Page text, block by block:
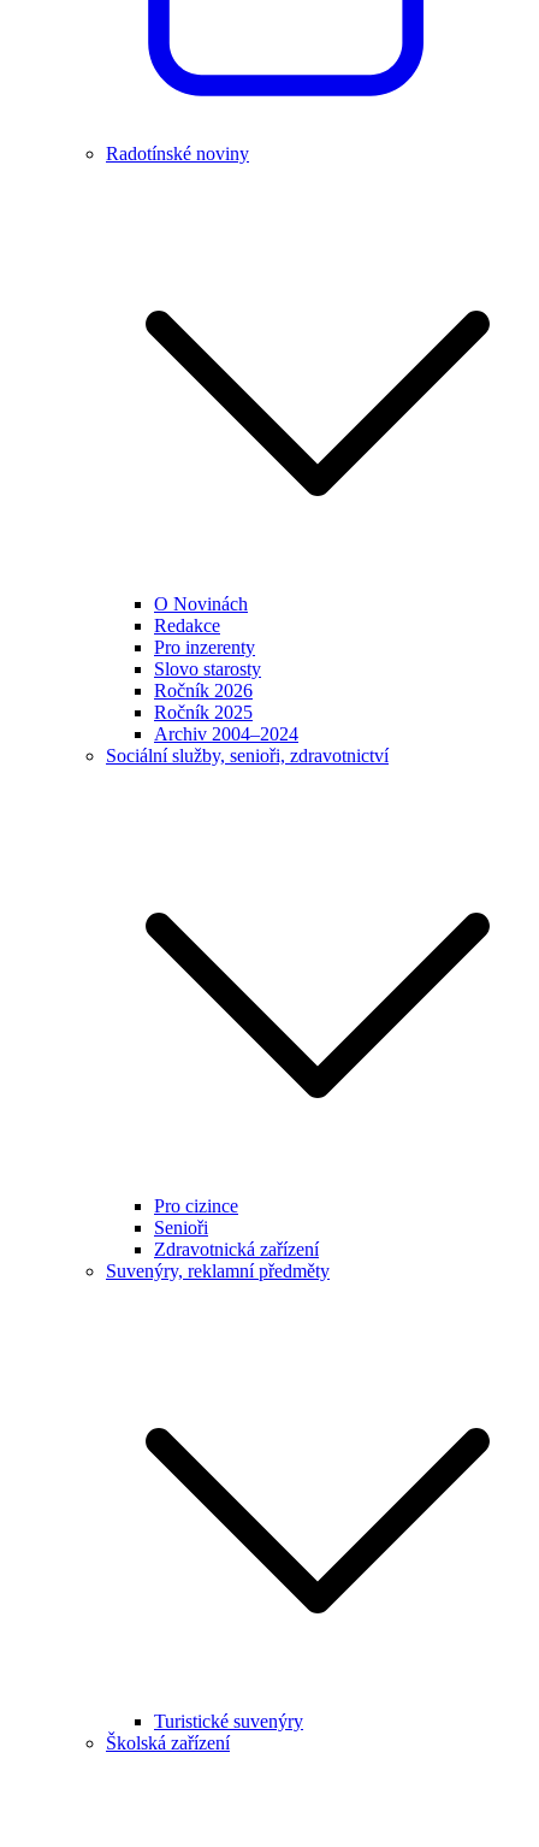
Radotínské noviny
O Novinách
Redakce
Pro inzerenty
Slovo starosty
Ročník 2026
Ročník 2025
Archiv 2004–2024
Sociální služby, senioři, zdravotnictví
Pro cizince
Senioři
Zdravotnická zařízení
Suvenýry, reklamní předměty
Turistické suvenýry
Školská zařízení